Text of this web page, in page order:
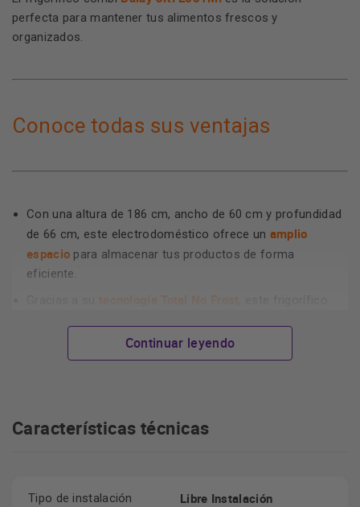
perfecta para mantener tus alimentos frescos y
organizados.
Conoce todas sus ventajas
Con una altura de 186 cm, ancho de 60 cm y profundidad
de 66 cm, este electrodoméstico ofrece un amplio
espacio para almacenar tus productos de forma
eficiente.
tecnología Total No Frost
refrigerador, garantizando una mejor conservación de los
alimentos y facilitando su limpieza.
clase Ete permite ahorrar en consumo eléctrico sin
Continuar leyendo
Características técnicas
Tipo de instalación Libre Instalación